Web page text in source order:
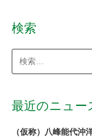
検索
最近のニュー
（仮称）八峰能代